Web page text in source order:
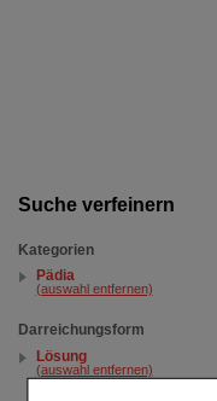
Suche verfeinern
Kategorien
Pädia
(auswahl entfernen)
Darreichungsform
Lösung
(auswahl entfernen)